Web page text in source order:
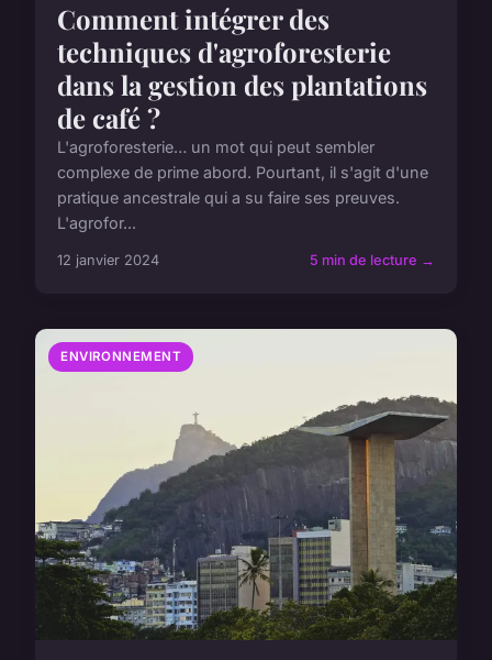
Comment intégrer des
techniques d'agroforesterie
dans la gestion des plantations
de café ?
L'agroforesterie… un mot qui peut sembler
complexe de prime abord. Pourtant, il s'agit d'une
pratique ancestrale qui a su faire ses preuves.
L'agrofor...
12 janvier 2024 5 min de lecture →
ENVIRONNEMENT